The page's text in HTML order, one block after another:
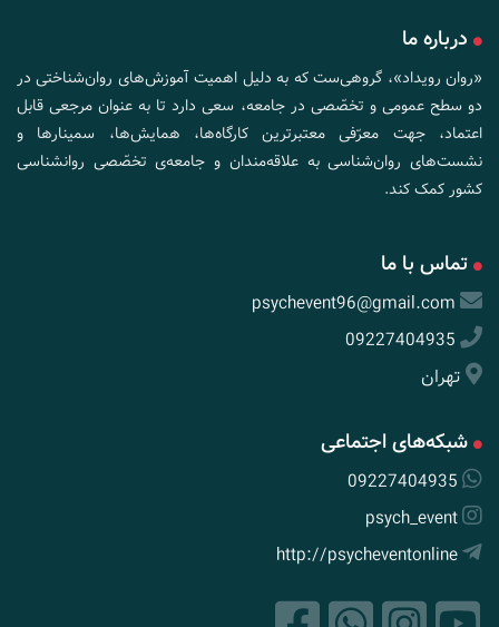
درباره ما
«روان رویداد»، گروهی‌ست که به دلیل اهمیت آموزش‌های روان‌شناختی در
دو سطح عمومی و تخصّصی در جامعه، سعی دارد تا به عنوان مرجعی قابل
اعتماد، جهت معرّفی معتبرترین کارگاه‌ها، همایش‌ها، سمینارها و
نشست‌های روان‌شناسی به علاقه‌مندان و جامعه‌ی تخصّصی روانشناسی
کشور کمک کند.
تماس با ما
psychevent96@gmail.com
09227404935
تهران
شبکه‌های اجتماعی
09227404935
psych_event
http://psycheventonline